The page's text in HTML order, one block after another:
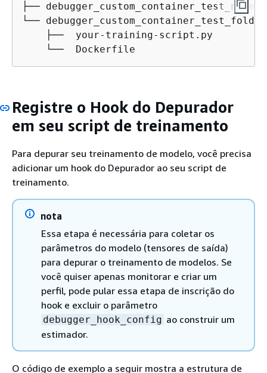
├──
└──
├──  your-training-
└──
Registre o Hook do Depurador
em seu script de treinamento
Para depurar seu treinamento de modelo, você precisa
adicionar um hook do Depurador ao seu script de
treinamento.
nota
Essa etapa é necessária para coletar os
parâmetros do modelo (tensores de saída)
para depurar o treinamento de modelos. Se
você quiser apenas monitorar e criar um
perfil, pode pular essa etapa de inscrição do
hook e excluir o parâmetro
debugger_hook_config ao construir um
estimador.
O código de exemplo a seguir mostra a estrutura de